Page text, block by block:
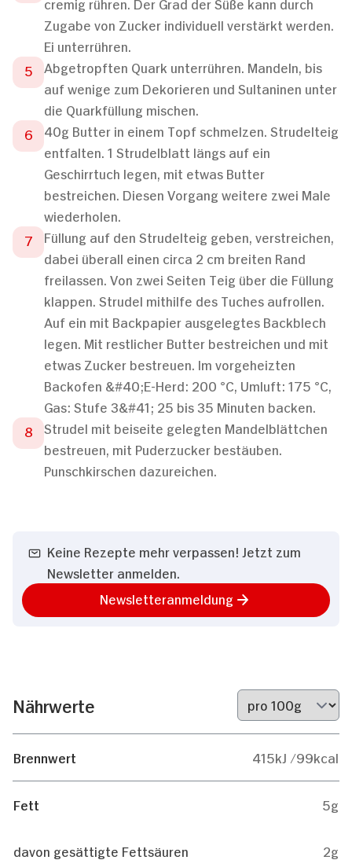
Zugabe von Zucker individuell verstärkt werden.
Ei unterrühren.
Abgetropften Quark unterrühren. Mandeln, bis
auf wenige zum Dekorieren und Sultaninen unter
die Quarkfüllung mischen.
40g Butter in einem Topf schmelzen. Strudelteig
entfalten. 1 Strudelblatt längs auf ein
Geschirrtuch legen, mit etwas Butter
bestreichen. Diesen Vorgang weitere zwei Male
wiederholen.
Füllung auf den Strudelteig geben, verstreichen,
dabei überall einen circa 2 cm breiten Rand
freilassen. Von zwei Seiten Teig über die Füllung
klappen. Strudel mithilfe des Tuches aufrollen.
Auf ein mit Backpapier ausgelegtes Backblech
legen. Mit restlicher Butter bestreichen und mit
etwas Zucker bestreuen. Im vorgeheizten
Backofen &#40;E-Herd: 200 °C, Umluft: 175 °C,
Gas: Stufe 3&#41; 25 bis 35 Minuten backen.
Strudel mit beiseite gelegten Mandelblättchen
bestreuen, mit Puderzucker bestäuben.
Punschkirschen dazureichen.
Keine Rezepte mehr verpassen! Jetzt zum
Newsletter anmelden.
Newsletteranmeldung
Nährwerte
Brennwert 415kJ /99kcal
Fett 5g
davon gesättigte Fettsäuren 2g